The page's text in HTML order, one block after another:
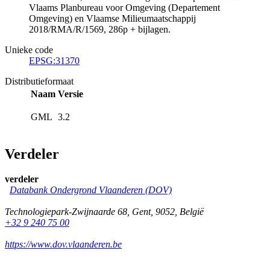
Vlaams Planbureau voor Omgeving (Departement
Omgeving) en Vlaamse Milieumaatschappij
2018/RMA/R/1569, 286p + bijlagen.
Unieke code
EPSG:31370
Distributieformaat
Naam Versie
GML 3.2
Verdeler
verdeler
Databank Ondergrond Vlaanderen (DOV)
Technologiepark-Zwijnaarde 68, Gent, 9052, België
+32 9 240 75 00
https://www.dov.vlaanderen.be